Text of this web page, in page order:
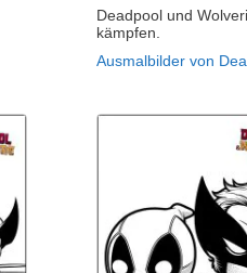
Deadpool und
kämpfen.
Ausmalbilder von